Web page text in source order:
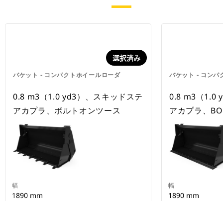
バケット - コンパクトホイールローダ
選択済み
0.8 m3（1.0 yd3）、スキッドステ
アカプラ、ボルトオンツース
幅
1890 mm
バケット - コンパ
0.8 m3（1.0
アカプラ、
幅
1890 mm